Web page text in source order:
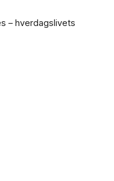
– hverdagslivets